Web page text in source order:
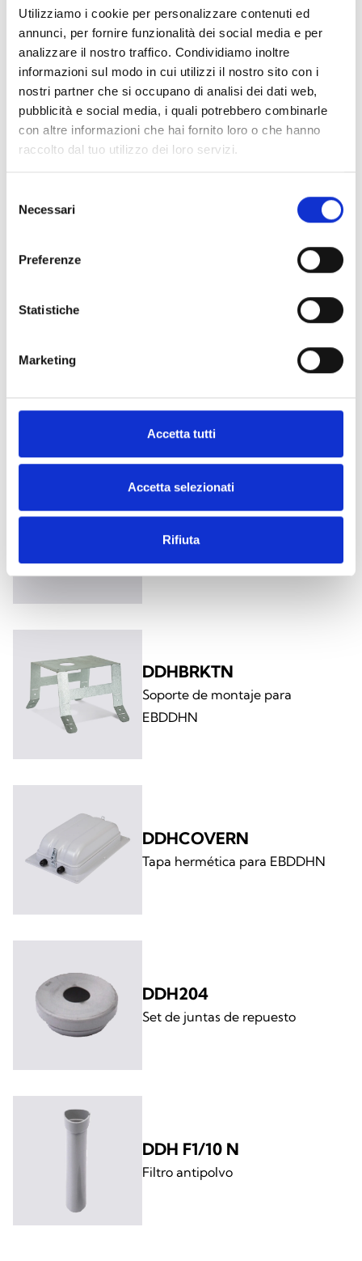
Utilizziamo i cookie per personalizzare contenuti ed
annunci, per fornire funzionalità dei social media e per
analizzare il nostro traffico. Condividiamo inoltre
informazioni sul modo in cui utilizzi il nostro sito con i
nostri partner che si occupano di analisi dei dati web,
pubblicità e social media, i quali potrebbero combinarle
con altre informazioni che hai fornito loro o che hanno
raccolto dal tuo utilizzo dei loro servizi.
delNecessari
Preferenze
Statistiche
Marketing
Accetta tutti
Accetta selezionati
Rifiuta
Este producto está disponible en las
siguientes versiones
Tubo de muestreo
TV06N-EXTEND
Extensión de 1 m para tubo de
muestreo TV06N
DDHBRKTN
Soporte de montaje para
EBDDHN
DDHCOVERN
Tapa hermética para EBDDHN
DDH204
Set de juntas de repuesto
DDH F1/10 N
Filtro antipolvo